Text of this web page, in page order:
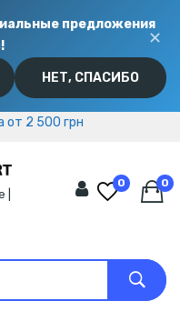
предложения
НЕТ, СПАСИБО
✕
от 2 500 грн
от 2 500 грн
0 0